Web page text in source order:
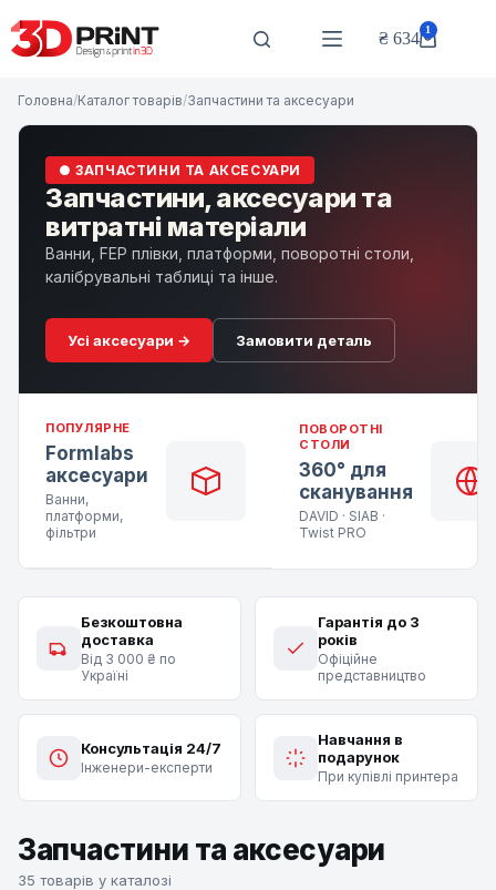
до
вмісту
Кошик
₴ 634 1
Головна/Каталог товарів/Запчастини та аксесуари
● ЗАПЧАСТИНИ ТА АКСЕСУАРИ
Запчастини, аксесуари та
витратні матеріали
Ванни, FEP плівки, платформи, поворотні столи,
калібрувальні таблиці та інше.
Усі аксесуари → Замовити деталь
ПОПУЛЯРНЕ
Formlabs
аксесуари
Ванни,
платформи,
фільтри
ПОВОРОТНІ
СТОЛИ
360° для
сканування
DAVID · SIAB ·
Twist PRO
Безкоштовна
доставка
Від 3 000 ₴ по
Україні
Гарантія до 3
років
Офіційне
представництво
Консультація 24/7
Інженери-експерти
Навчання в
подарунок
При купівлі принтера
Запчастини та аксесуари
35 товарів у каталозі